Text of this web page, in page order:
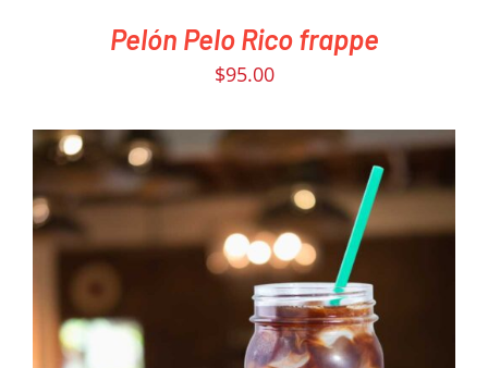
Pelón Pelo Rico frappe
$95.00
PEDIR AHORA
/
DETAILS